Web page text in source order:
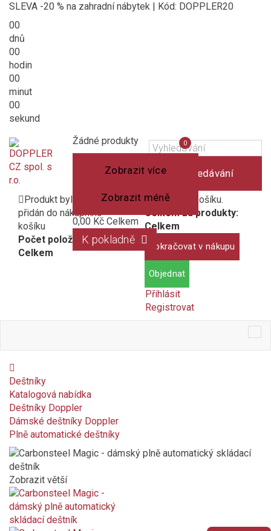
SLEVA -20 % na zahradní nábytek | Kód: DOPPLER20
00
dnů
00
hodin
00
minut
00
sekund
Vyhledávání
Košík
(prázdný)
Žádné produkty
Zobrazit více
Zobrazit méně
0,00 Kč Celkem
K pokladně
Produkt byl úspěšně
přidán do nákupního
košíku
Počet položek:
Celkem
1 produkt v košíku.
Celkem za produkty:
Celkem
Pokračovat v nákupu
Objednat
Přihlásit
Registrovat
Porovnání
produktů
0
Deštníky
Katalogová nabídka
Deštníky Doppler
Dámské deštníky Doppler
Plně automatické deštníky
Zobrazit větší